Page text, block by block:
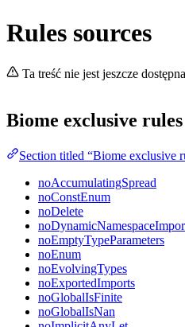
Rules sources
Ta treść nie jest jeszcze
Biome exclusive rules
Section titled “Biome exclusive
noAccumulatingSpread
noConstEnum
noDelete
noEmptyTypeParameters
noEnum
noEvolvingTypes
noExportedImports
noGlobalIsFinite
noGlobalIsNan